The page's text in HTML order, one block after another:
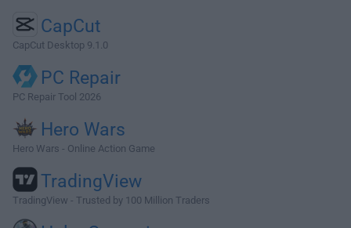
CapCut
CapCut Desktop 9.1.0
PC Repair
PC Repair Tool 2026
Hero Wars
Hero Wars - Online Action Game
TradingView
TradingView - Trusted by 100 Million Traders